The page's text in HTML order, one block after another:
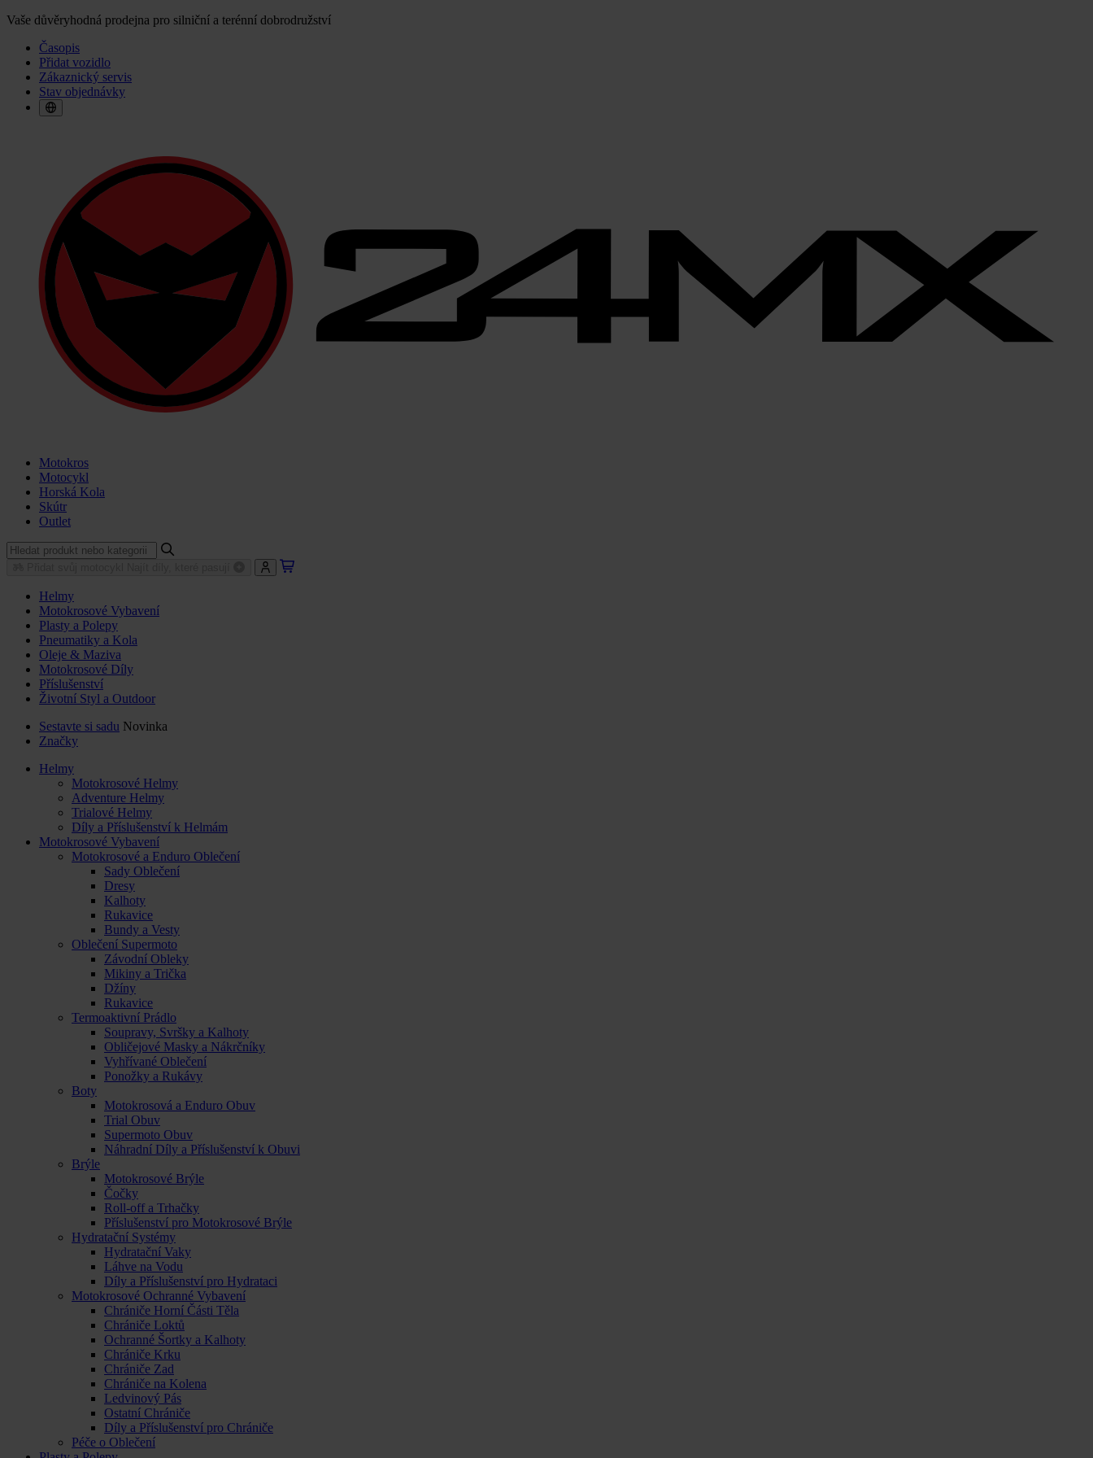
Vaše důvěryhodná prodejna pro silniční a terénní dobrodružství
Časopis
Přidat vozidlo
Zákaznický servis
Stav objednávky
Motokros
Motocykl
Horská Kola
Skútr
Outlet
Helmy
Motokrosové Vybavení
Plasty a Polepy
Pneumatiky a Kola
Oleje & Maziva
Motokrosové Díly
Příslušenství
Životní Styl a Outdoor
Sestavte si sadu Novinka
Značky
Helmy
Motokrosové Helmy
Adventure Helmy
Trialové Helmy
Díly a Příslušenství k Helmám
Motokrosové Vybavení
Motokrosové a Enduro Oblečení
Sady Oblečení
Dresy
Kalhoty
Rukavice
Bundy a Vesty
Oblečení Supermoto
Závodní Obleky
Mikiny a Trička
Džíny
Rukavice
Termoaktivní Prádlo
Soupravy, Svršky a Kalhoty
Obličejové Masky a Nákrčníky
Vyhřívané Oblečení
Ponožky a Rukávy
Boty
Motokrosová a Enduro Obuv
Trial Obuv
Supermoto Obuv
Náhradní Díly a Příslušenství k Obuvi
Brýle
Motokrosové Brýle
Čočky
Roll-off a Trhačky
Příslušenství pro Motokrosové Brýle
Hydratační Systémy
Hydratační Vaky
Láhve na Vodu
Díly a Příslušenství pro Hydrataci
Motokrosové Ochranné Vybavení
Chrániče Horní Části Těla
Chrániče Loktů
Ochranné Šortky a Kalhoty
Chrániče Krku
Chrániče Zad
Chrániče na Kolena
Ledvinový Pás
Ostatní Chrániče
Díly a Příslušenství pro Chrániče
Péče o Oblečení